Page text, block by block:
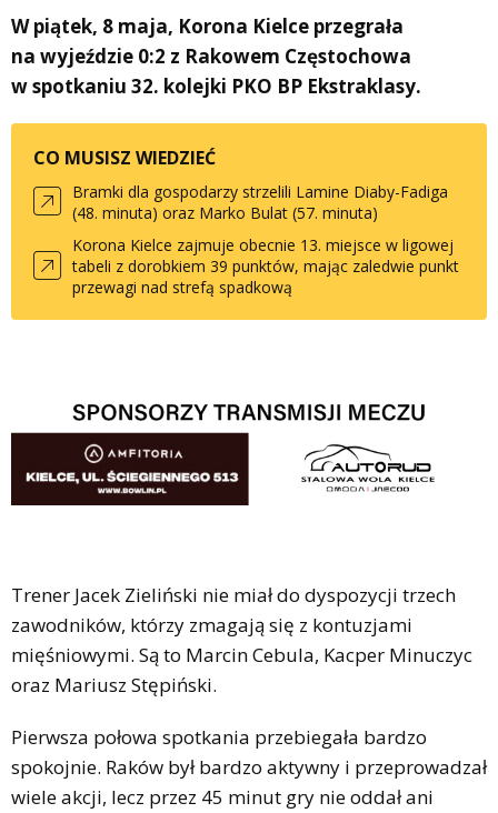
W piątek, 8 maja, Korona Kielce przegrała
na wyjeździe 0:2 z Rakowem Częstochowa
w spotkaniu 32. kolejki PKO BP Ekstraklasy.
CO MUSISZ WIEDZIEĆ
Bramki dla gospodarzy strzelili Lamine Diaby-Fadiga
(48. minuta) oraz Marko Bulat (57. minuta)
Korona Kielce zajmuje obecnie 13. miejsce w ligowej
tabeli z dorobkiem 39 punktów, mając zaledwie punkt
przewagi nad strefą spadkową
Trener Jacek Zieliński nie miał do dyspozycji trzech
zawodników, którzy zmagają się z kontuzjami
mięśniowymi. Są to Marcin Cebula, Kacper Minuczyc
oraz Mariusz Stępiński.
Pierwsza połowa spotkania przebiegała bardzo
spokojnie. Raków był bardzo aktywny i przeprowadzał
wiele akcji, lecz przez 45 minut gry nie oddał ani